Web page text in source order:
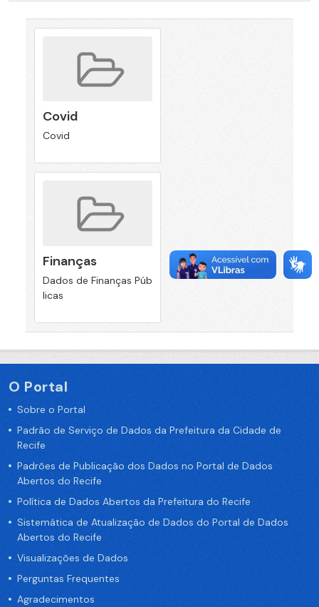
Covid
Covid
Finanças
Dados de Finanças Púb
licas
O Portal
Sobre o Portal
Padrão de Serviço de Dados da Prefeitura da Cidade de
Recife
Padrões de Publicação dos Dados no Portal de Dados
Abertos do Recife
Política de Dados Abertos da Prefeitura do Recife
Sistemática de Atualização de Dados do Portal de Dados
Abertos do Recife
Visualizações de Dados
Perguntas Frequentes
Agradecimentos